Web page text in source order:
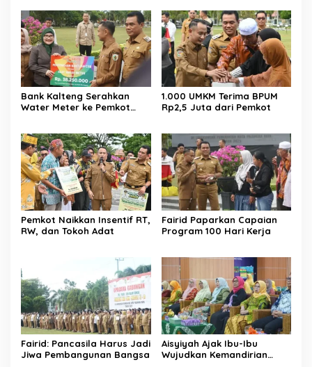
Bank Kalteng Serahkan
Water Meter ke Pemkot
1.000 UMKM Terima BPUM
Rp2,5 Juta dari Pemkot
Pemkot Naikkan Insentif RT,
RW, dan Tokoh Adat
Fairid Paparkan Capaian
Program 100 Hari Kerja
Fairid: Pancasila Harus Jadi
Jiwa Pembangunan Bangsa
Aisyiyah Ajak Ibu-Ibu
Wujudkan Kemandirian